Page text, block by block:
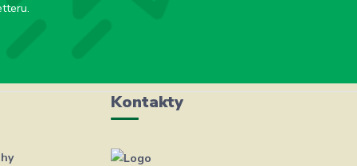
Kontakty